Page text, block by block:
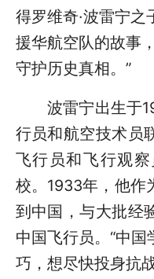
得罗维奇·波雷宁
援华航空队的故事
守护历史真相。”
波雷宁出生于
行员和航空技术员
飞行员和飞行观
校。1933年，他作
到中国，与大批经
中国飞行员。“中
巧，想尽快投身抗